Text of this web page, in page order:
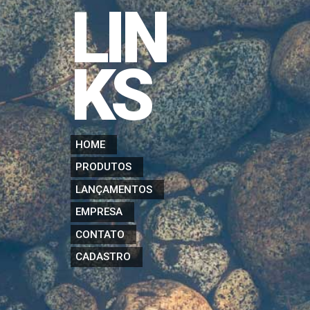
LIN
KS
HOME
PRODUTOS
LANÇAMENTOS
EMPRESA
CONTATO
CADASTRO